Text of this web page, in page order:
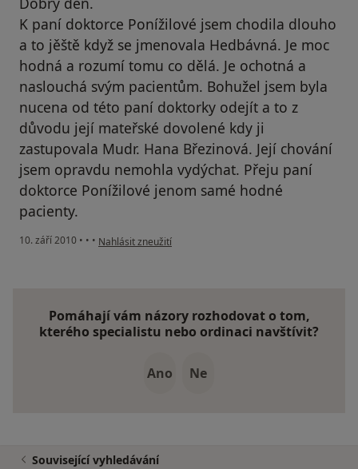
K paní doktorce Ponížilové jsem chodila dlouho
a to jěště když se jmenovala Hedbávná. Je moc
hodná a rozumí tomu co dělá. Je ochotná a
naslouchá svým pacientům. Bohužel jsem byla
nucena od této paní doktorky odejít a to z
důvodu její mateřské dovolené kdy ji
zastupovala Mudr. Hana Březinová. Její chování
jsem opravdu nemohla vydýchat. Přeju paní
doktorce Ponížilové jenom samé hodné
pacienty.
10. září 2010 • • • podle názoru uživatele Pacient
Nahlásit zneužití
Pomáhají vám názory rozhodovat o tom,
kterého specialistu nebo ordinaci navštívit?
Ano Ne
Související vyhledávání